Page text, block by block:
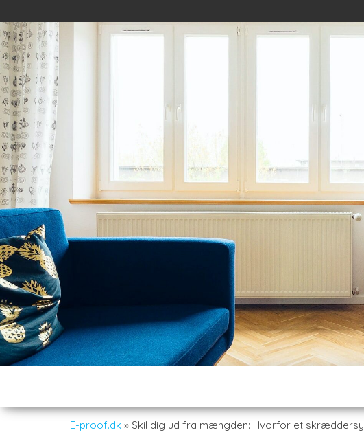
E-proof.dk » Skil dig ud fra mængden: Hvorfor et